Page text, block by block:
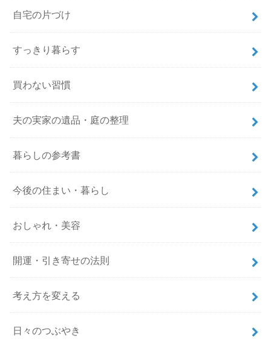
自宅の片づけ
すっきり暮らす
買わない習慣
夫の実家の遺品・庭の整理
暮らしの参考書
今後の住まい・暮らし
おしゃれ・美容
開運・引き寄せの法則
考え方を変える
日々のつぶやき